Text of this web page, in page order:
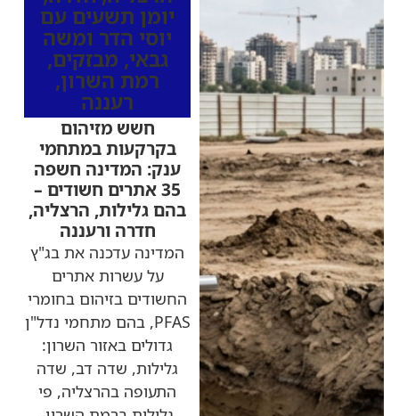
יומן תשעים עם
יוסי הדר ומשה
גבאי, מבזקים,
רמת השרון,
רעננה
חשש מזיהום
בקרקעות במתחמי
ענק: המדינה חשפה
35 אתרים חשודים –
בהם גלילות, הרצליה,
חדרה ורעננה
המדינה עדכנה את בג"ץ
על עשרות אתרים
החשודים בזיהום בחומרי
PFAS, בהם מתחמי נדל"ן
גדולים באזור השרון:
גלילות, שדה דב, שדה
התעופה בהרצליה, פי